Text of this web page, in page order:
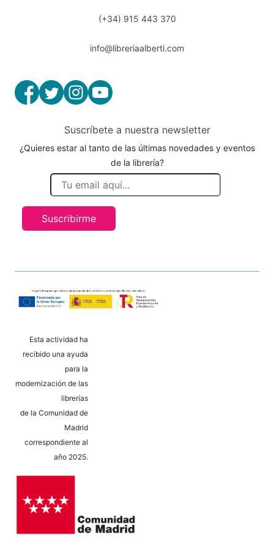
(+34) 915 443 370
info@libreriaalberti.com
Suscríbete a nuestra newsletter
¿Quieres estar al tanto de las últimas novedades y eventos
de la librería?
Suscribirme
Esta actividad ha
recibido una ayuda
para la
modernización de las
librerías
de la Comunidad de
Madrid
correspondiente al
año 2025.